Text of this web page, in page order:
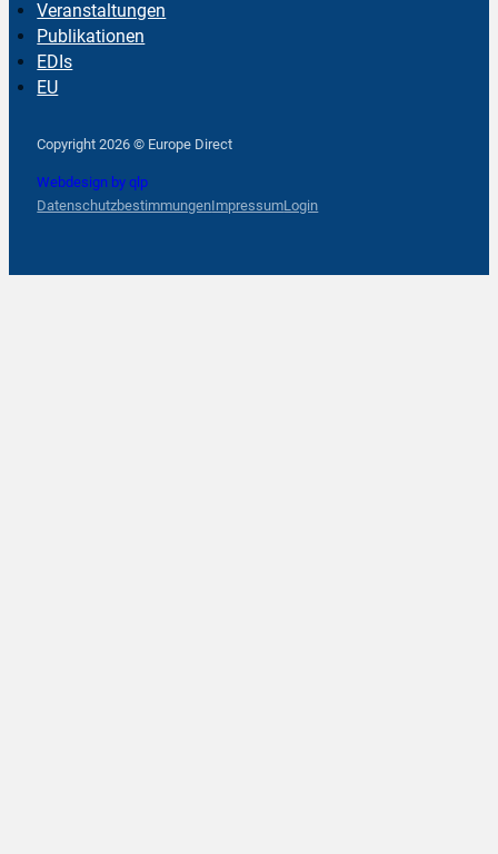
Veranstaltungen
Publikationen
EDIs
EU
Copyright 2026 © Europe Direct
Webdesign by qlp
DatenschutzbestimmungenImpressumLogin